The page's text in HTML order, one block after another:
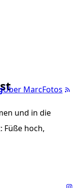
Über MarcFotos
und in die
Füße hoch,